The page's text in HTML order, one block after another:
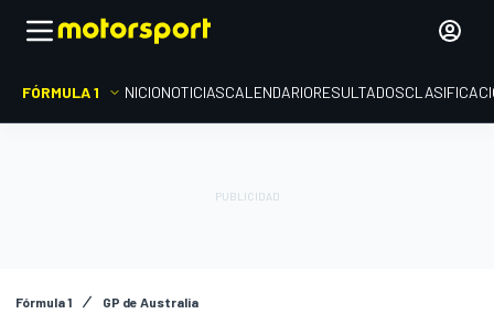
FÓRMULA 1 INICIONOTICIASCALENDARIORESULTADOS
Fórmula 1 GP de Australia